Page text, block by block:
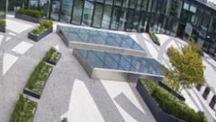
Tegels voor terras,
en dakterras.